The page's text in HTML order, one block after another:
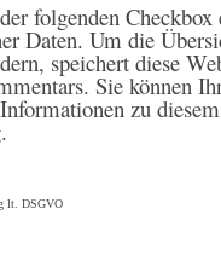
folgenden
Daten. Um die
speichert diese
Sie können
zu
.
lt. DSGVO